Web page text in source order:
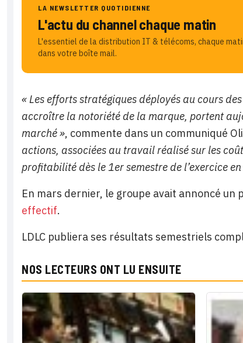
LA NEWSLETTER QUOTIDIENNE
L'actu du channel chaque matin
L'essentiel de la distribution IT & télécoms, chaque
dans votre boîte mail.
« Les efforts stratégiques déployés au cours
accroître la notoriété de la marque, portent
marché », commente dans un communiqué
actions, associées au travail réalisé sur les
profitabilité dès le 1er semestre de l’exercice
En mars dernier, le groupe avait annoncé un
effectif.
LDLC publiera ses résultats semestriels
NOS LECTEURS ONT LU ENSUITE